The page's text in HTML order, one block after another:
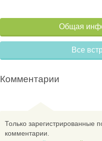
Общая
Все
Комментарии
Только зарегистрированные
комментарии.